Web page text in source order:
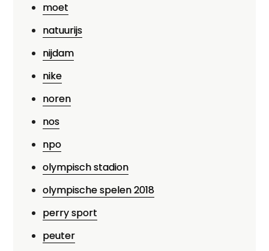
moet
natuurijs
nijdam
nike
noren
nos
npo
olympisch stadion
olympische spelen 2018
perry sport
peuter